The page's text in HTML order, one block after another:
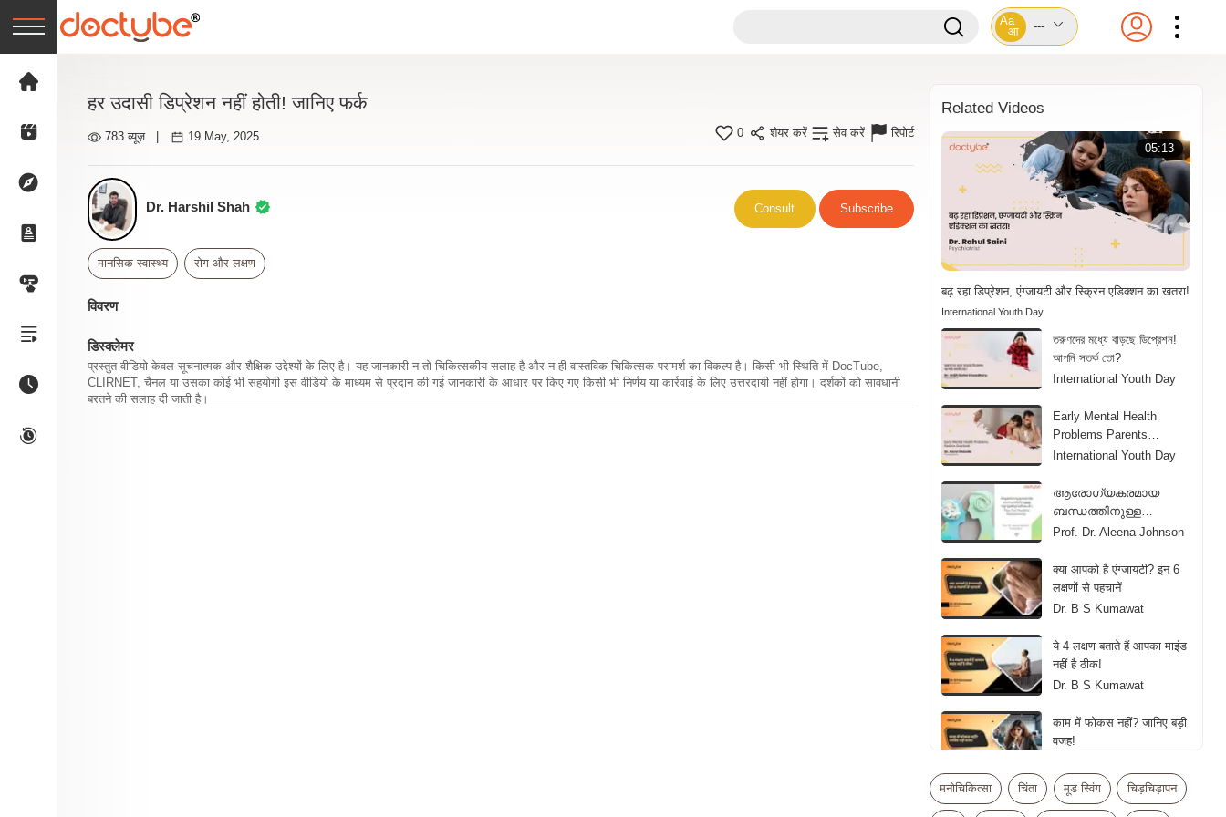
Aa
आ
---
हर उदासी डिप्रेशन नहीं होती! जानिए फर्क
783 व्यूज़ 19 May, 2025 0 शेयर करें सेव करें रिपोर्ट
Dr. Harshil Shah Consult Subscribe
मानसिक स्वास्थ्य रोग और लक्षण
विवरण
डिस्क्लेमर
प्रस्तुत वीडियो केवल सूचनात्मक और शैक्षिक उद्देश्यों के लिए है। यह जानकारी न तो चिकित्सकीय सलाह है और न ही वास्तविक चिकित्सक परामर्श का विकल्प है। किसी भी स्थिति में DocTube,
CLIRNET, चैनल या उसका कोई भी सहयोगी इस वीडियो के माध्यम से प्रदान की गई जानकारी के आधार पर किए गए किसी भी निर्णय या कार्रवाई के लिए उत्तरदायी नहीं होगा। दर्शकों को सावधानी
बरतने की सलाह दी जाती है।
Related Videos
05:13
बढ़ रहा डिप्रेशन, एंग्जायटी और स्क्रिन एडिक्शन का खतरा!
International Youth Day
তরুণদের মধ্যে বাড়ছে ডিপ্রেশন!
আপনি সতর্ক তো?
International Youth Day
Early Mental Health
Problems Parents
Overlook
International Youth Day
ആരോഗ്യകരമായ
ബന്ധത്തിനുള്ള
നുറുങ്ങുവഴികൾ | Tips
Malayalam
Prof. Dr. Aleena Johnson
क्या आपको है एंग्जायटी? इन 6
लक्षणों से पहचानें
Dr. B S Kumawat
ये 4 लक्षण बताते हैं आपका माइंड
नहीं है ठीक!
Dr. B S Kumawat
काम में फोकस नहीं? जानिए बड़ी
वजह!
जानें एंग्जायटी कम करने का
मनोचिकित्सा चिंता मूड स्विंग चिड़चिड़ापन